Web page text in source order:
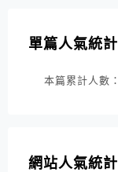
單篇人氣統計
本篇累計人數：
網站人氣統計